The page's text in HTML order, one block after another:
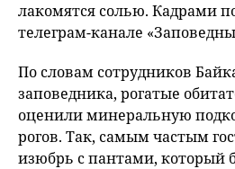
лакомятся солью. Кадрами
телеграм-канале
По словам сотрудников
заповедника, рогатые
оценили минеральную
рогов. Так, самым частым
изюбрь с пантами, который